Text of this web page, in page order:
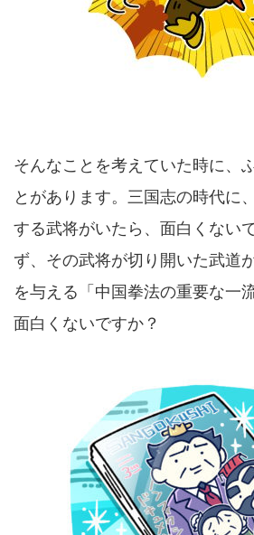
そんなことを考えていた時に、
とがあります。三国志の時代に
する武将がいたら、面白くない
ず、その武将が切り開いた武道
を与える「中国拳法の重要な一
面白くないですか？